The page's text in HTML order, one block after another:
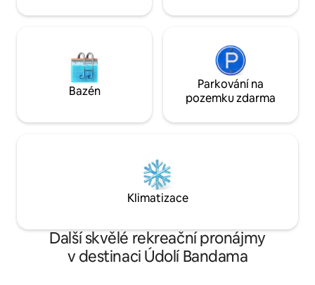
Bazén
Parkování na
pozemku zdarma
Klimatizace
Další skvělé rekreační pronájmy
v destinaci Údolí Bandama